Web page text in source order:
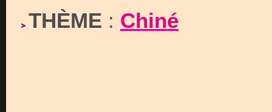
THÈME : Chiné